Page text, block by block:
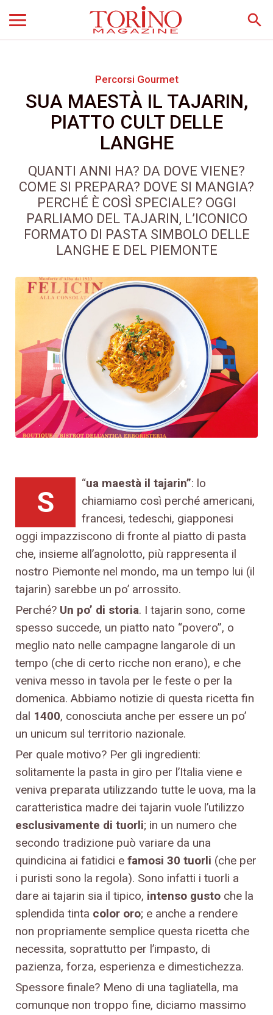
search
Percorsi Gourmet
SUA MAESTÀ IL TAJARIN,
PIATTO CULT DELLE
LANGHE
QUANTI ANNI HA? DA DOVE VIENE?
COME SI PREPARA? DOVE SI MANGIA?
PERCHÉ È COSÌ SPECIALE? OGGI
PARLIAMO DEL TAJARIN, L’ICONICO
FORMATO DI PASTA SIMBOLO DELLE
LANGHE E DEL PIEMONTE
“
S
ua maestà il tajarin”: lo
chiamiamo così perché americani,
francesi, tedeschi, giapponesi
oggi impazziscono di fronte al piatto di pasta
che, insieme all’agnolotto, più rappresenta il
nostro Piemonte nel mondo, ma un tempo lui (il
tajarin) sarebbe un po’ arrossito.
Perché? Un po’ di storia. I tajarin sono, come
spesso succede, un piatto nato “povero”, o
meglio nato nelle campagne langarole di un
tempo (che di certo ricche non erano), e che
veniva messo in tavola per le feste o per la
domenica. Abbiamo notizie di questa ricetta fin
dal 1400, conosciuta anche per essere un po’
un unicum sul territorio nazionale.
Per quale motivo? Per gli ingredienti:
solitamente la pasta in giro per l’Italia viene e
veniva preparata utilizzando tutte le uova, ma la
caratteristica madre dei tajarin vuole l’utilizzo
esclusivamente di tuorli; in un numero che
secondo tradizione può variare da una
quindicina ai fatidici e famosi 30 tuorli (che per
i puristi sono la regola). Sono infatti i tuorli a
dare ai tajarin sia il tipico, intenso gusto che la
splendida tinta color oro; e anche a rendere
non propriamente semplice questa ricetta che
necessita, soprattutto per l’impasto, di
pazienza, forza, esperienza e dimestichezza.
Spessore finale? Meno di una tagliatella, ma
comunque non troppo fine, diciamo massimo